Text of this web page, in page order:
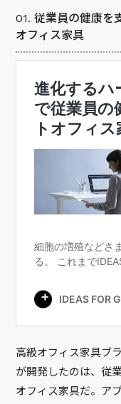
01. 従業員の健康を
オフィス家具
高級オフィス家具ブ
が開発したのは、従
オフィス家具だ。ア